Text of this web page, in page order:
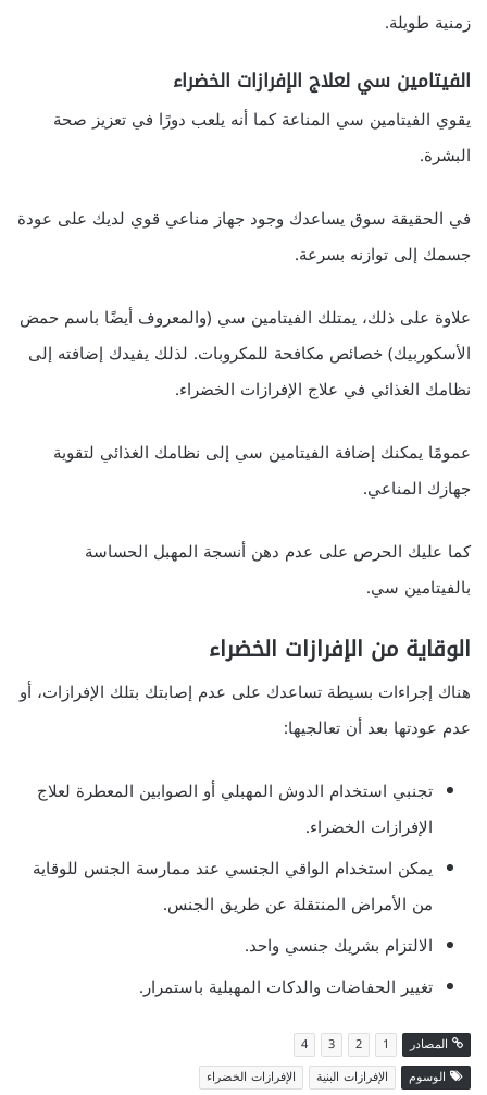
زمنية طويلة.
الفيتامين سي لعلاج الإفرازات الخضراء
يقوي الفيتامين سي المناعة كما أنه يلعب دورًا في تعزيز صحة
البشرة.
في الحقيقة سوق يساعدك وجود جهاز مناعي قوي لديك على عودة
جسمك إلى توازنه بسرعة.
علاوة على ذلك، يمتلك الفيتامين سي (والمعروف أيضًا باسم حمض
الأسكوربيك) خصائص مكافحة للمكروبات. لذلك يفيدك إضافته إلى
نظامك الغذائي في علاج الإفرازات الخضراء.
عمومًا يمكنك إضافة الفيتامين سي إلى نظامك الغذائي لتقوية
جهازك المناعي.
كما عليك الحرص على عدم دهن أنسجة المهبل الحساسة
بالفيتامين سي.
الوقاية من الإفرازات الخضراء
هناك إجراءات بسيطة تساعدك على عدم إصابتك بتلك الإفرازات، أو
عدم عودتها بعد أن تعالجيها:
تجنبي استخدام الدوش المهبلي أو الصوابين المعطرة لعلاج
الإفرازات الخضراء.
يمكن استخدام الواقي الجنسي عند ممارسة الجنس للوقاية
من الأمراض المنتقلة عن طريق الجنس.
الالتزام بشريك جنسي واحد.
تغيير الحفاضات والدكات المهبلية باستمرار.
المصادر 1
2
3
4
الوسوم
الإفرازات البنية الإفرازات الخضراء